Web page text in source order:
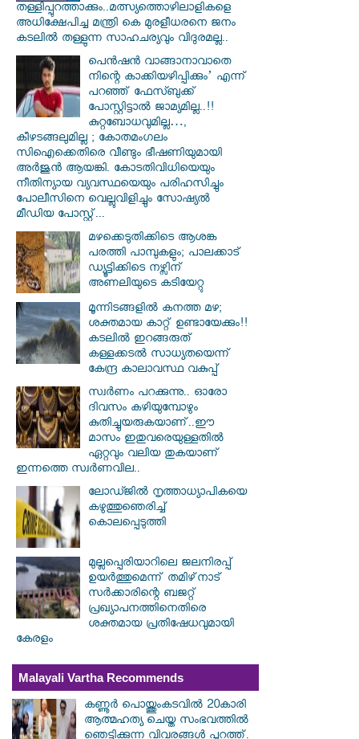
തള്ളിപ്പുറത്താക്കും..മത്സ്യത്തൊഴിലാളികളെ
അധിക്ഷേപിച്ച മന്ത്രി കെ മുരളീധരനെ ജനം
കടലില്‍ തള്ളുന്ന സാഹചര്യവും വിദുരമല്ല..
പെൻഷൻ വാങ്ങാനാവാതെ
നിന്റെ കാക്കിയഴിപ്പിക്കും’ എന്ന്
പറഞ്ഞ് ഫേസ്ബുക്ക്
പോസ്റ്റിട്ടാൽ ജാമ്യമില്ല..!!
കുറ്റബോധവുമില്ല…,
കീഴടങ്ങലുമില്ല ; കോതമംഗലം
സിഐക്കെതിരെ വീണ്ടും ഭീഷണിയുമായി
അര്‍ജുന്‍ ആയങ്കി. കോടതിവിധിയെയും
നീതിന്യായ വ്യവസ്ഥയെയും പരിഹസിച്ചും
പോലീസിനെ വെല്ലുവിളിച്ചും സോഷ്യൽ
മീഡിയ പോസ്റ്റ്...
മഴക്കെടുതിക്കിടെ ആശങ്ക
പരത്തി പാമ്പുകളും; പാലക്കാട്
ഡ്യൂട്ടിക്കിടെ നഴ്സിന്
അണലിയുടെ കടിയേറ്റു
മൂന്നിടങ്ങളിൽ കനത്ത മഴ;
ശക്തമായ കാറ്റ് ഉണ്ടായേക്കും!!
കടലിൽ ഇറങ്ങരുത്
കള്ളക്കടൽ സാധ്യതയെന്ന്
കേന്ദ്ര കാലാവസ്ഥ വകുപ്പ്
സ്വര്‍ണം പറക്കുന്നു.. ഓരോ
ദിവസം കഴിയുമ്പോഴും
കുതിച്ചുയരുകയാണ്..ഈ
മാസം ഇതുവരെയുള്ളതിൽ
ഏറ്റവും വലിയ തുകയാണ്
ഇന്നത്തെ സ്വർണവില..
ലോഡ്ജില്‍ നൃത്താധ്യാപികയെ
കഴുത്തുഞെരിച്ച്
കൊലപ്പെടുത്തി
മുല്ലപ്പെരിയാറിലെ ജലനിരപ്പ്
ഉയര്‍ത്തുമെന്ന് തമിഴ്‌നാട്
സര്‍ക്കാരിന്റെ ബജറ്റ്
പ്രഖ്യാപനത്തിനെതിരെ
ശക്തമായ പ്രതിഷേധവുമായി
കേരളം
Malayali Vartha Recommends
കണ്ണൂർ പൊയ്ത്തുംകടവിൽ 20കാരി
ആത്മഹത്യ ചെയ്ത സംഭവത്തിൽ